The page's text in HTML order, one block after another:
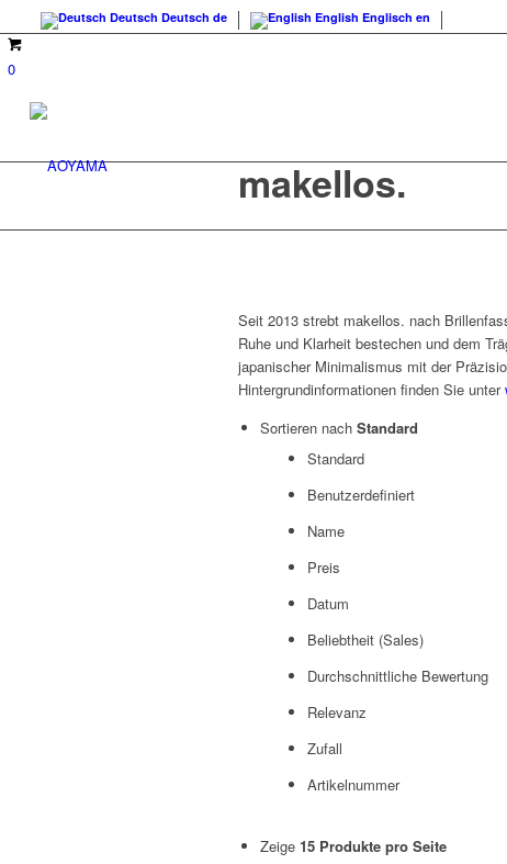
Deutsch Deutsch de English Englisch en
0
makellos.
Seit 2013 strebt makellos. nach
Ruhe und Klarheit bestechen und dem
japanischer Minimalismus mit der
Hintergrundinformationen finden Sie unter
Sortieren nach Standard
Standard
Benutzerdefiniert
Name
Preis
Datum
Beliebtheit (Sales)
Durchschnittliche Bewertung
Relevanz
Zufall
Artikelnummer
Zeige 15 Produkte pro Seite